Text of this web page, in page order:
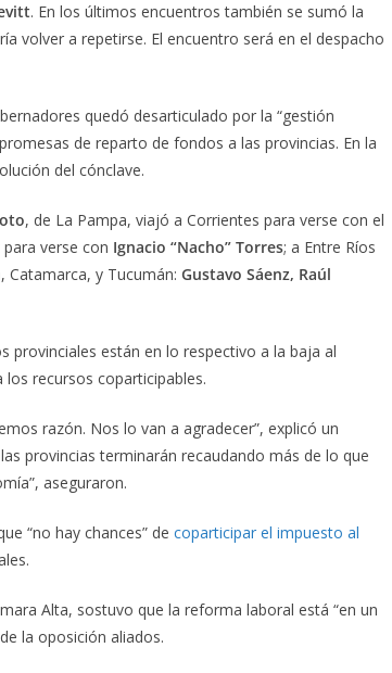
. En los últimos encuentros también se sumó la
volver a repetirse. El encuentro será en el despacho
quedó desarticulado por la “gestión
de reparto de fondos a las provincias. En la
del cónclave.
, de La Pampa, viajó a Corrientes para verse con el
para verse con Ignacio “Nacho” Torres; a Entre Ríos
Catamarca, y Tucumán: Gustavo Sáenz, Raúl
provinciales están en lo respectivo a la baja al
recursos coparticipables.
razón. Nos lo van a agradecer”, explicó un
provincias terminarán recaudando más de lo que
aseguraron.
“no hay chances” de coparticipar el impuesto al
Alta, sostuvo que la reforma laboral está “en un
la oposición aliados.